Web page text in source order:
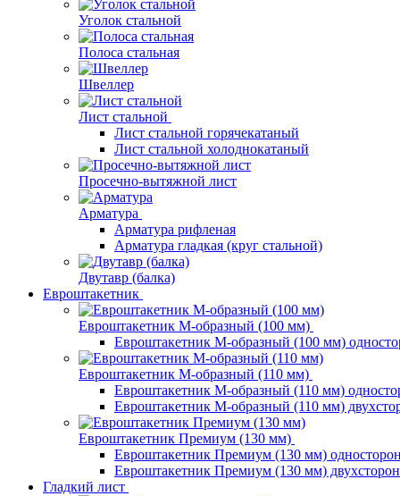
Уголок стальной
Полоса стальная
Швеллер
Лист стальной
Лист стальной горячекатаный
Лист стальной холоднокатаный
Просечно-вытяжной лист
Арматура
Арматура рифленая
Арматура гладкая (круг стальной)
Двутавр (балка)
Евроштакетник
Евроштакетник М-образный (100 мм)
Евроштакетник М-образный (100 мм)
Евроштакетник М-образный (110 мм)
Евроштакетник М-образный (110 мм)
Евроштакетник М-образный (110 мм)
Евроштакетник Премиум (130 мм)
Евроштакетник Премиум (130 мм)
Евроштакетник Премиум (130 мм)
Гладкий лист